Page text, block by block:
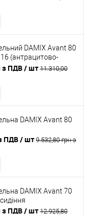
DAMIX Avant 80
(антрацитово-
з ПДВ/ шт 11.310,00
DAMIX Avant 80
ПДВ/ шт 9.532,80 грн з
DAMIX Avant 70
з ПДВ/ шт 12.925,80